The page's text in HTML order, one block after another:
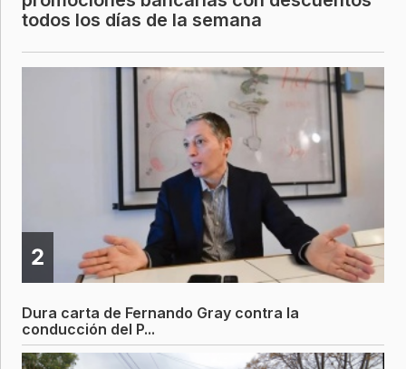
todos los días de la semana
2
Dura carta de Fernando Gray contra la
conducción del P...